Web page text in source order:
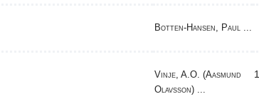
Botten-Hansen, Paul ...
Vinje, A.O. (Aasmund
Olavsson) ...